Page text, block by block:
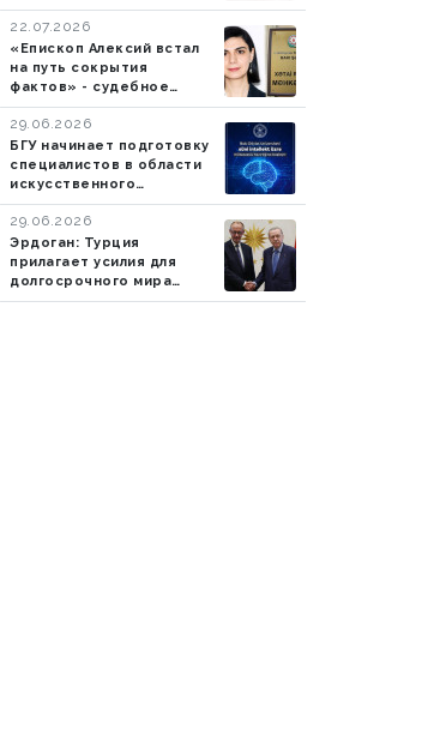
резидентуру
22.07.2026
«Епископ Алексий встал
на путь сокрытия
фактов» - судебное
заседание продолжается
29.06.2026
БГУ начинает подготовку
специалистов в области
искусственного
интеллекта
29.06.2026
Эрдоган: Турция
прилагает усилия для
долгосрочного мира
между Россией и